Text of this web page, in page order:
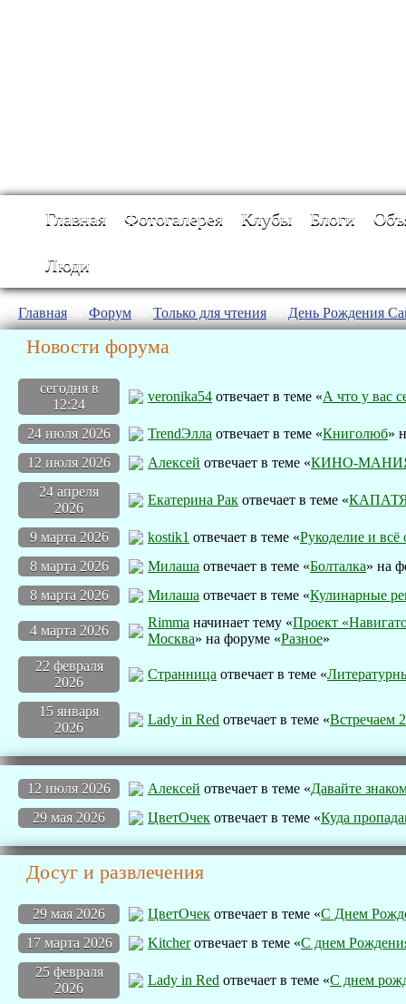
Главная Фотогалерея Клубы Блоги
Люди
Главная Форум Только для чтения День Рождения
Новости форума
сегодня в
12:24
veronika54 отвечает в теме «А что у вас
24 июля 2026 TrendЭлла отвечает в теме «Книголюб»
12 июля 2026
Алексей отвечает в теме «КИНО-
24 апреля
2026
Екатерина Рак отвечает в теме «
9 марта 2026 kostik1 отвечает в теме «Рукоделие и всё
8 марта 2026
Милаша отвечает в теме «Болталка» на
8 марта 2026
Милаша отвечает в теме «Кулинарные
4 марта 2026
Rimma начинает тему «Проект
Москва» на форуме «Разное»
22 февраля
2026
Странница отвечает в теме «
15 января
2026
Lady in Red отвечает в теме «Встречаем
12 июля 2026 Алексей отвечает в теме «Давайте
29 мая 2026
ЦветOчек отвечает в теме «Куда
Досуг и развлечения
29 мая 2026 ЦветOчек отвечает в теме «С Днем
17 марта 2026
Kitcherотвечает в теме «С днем
25 февраля
2026
Lady in Red отвечает в теме «С днем